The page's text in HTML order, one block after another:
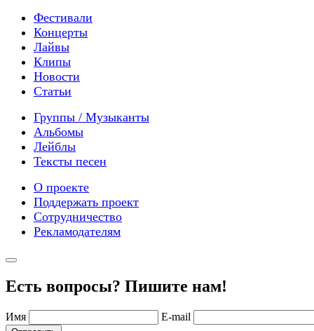
Фестивали
Концерты
Лайвы
Клипы
Новости
Статьи
Группы / Музыканты
Альбомы
Лейблы
Тексты песен
О проекте
Поддержать проект
Сотрудничество
Рекламодателям
Есть вопросы? Пишите нам!
Имя E-mail